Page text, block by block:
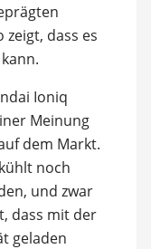
dass es
Ioniq
Meinung
dem Markt.
noch
und zwar
dass mit der
geladen